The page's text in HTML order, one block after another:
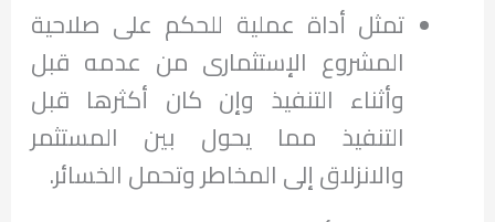
تمثل أداة عملية للحكم على صلاحية
المشروع الإستثمارى من عدمه قبل
وأثناء التنفيذ وإن كان أكثرها قبل
التنفيذ مما يحول بين المستثمر
والانزلاق إلى المخاطر وتحمل الخسائر.